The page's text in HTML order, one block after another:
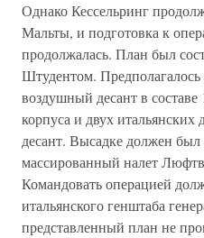
Однако Кессельринг
Мальты, и подготовка к
продолжалась. План был
Штудентом. Предполагалось
воздушный десант в
корпуса и двух
десант. Высадке должен был
массированный налет
Командовать операцией
итальянского генштаба
представленный план не